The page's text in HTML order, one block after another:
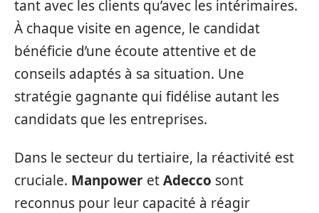
tant avec les clients qu’avec les intérimaires.
À chaque visite en agence, le candidat
bénéficie d’une écoute attentive et de
conseils adaptés à sa situation. Une
stratégie gagnante qui fidélise autant les
candidats que les entreprises.
Dans le secteur du tertiaire, la réactivité est
cruciale. Manpower etAdecco sont
reconnus pour leur capacité à réagir